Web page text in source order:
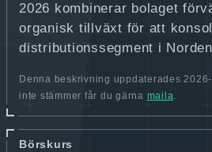
2026 kombinerar bolaget
organisk tillväxt för att
distributionssegment i
Denna beskrivning uppdaterades
inte stämmer får du gärna maila.
Börskurs